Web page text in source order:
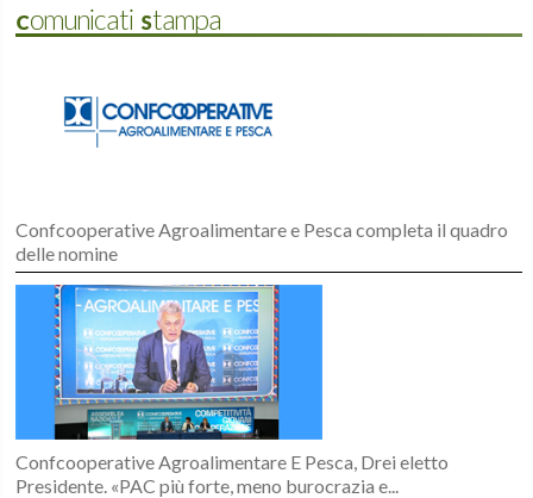
Comunicati Stampa
Confcooperative Agroalimentare e Pesca completa il quadro
delle nomine
Confcooperative Agroalimentare E Pesca, Drei eletto
Presidente. «PAC più forte, meno burocrazia e...